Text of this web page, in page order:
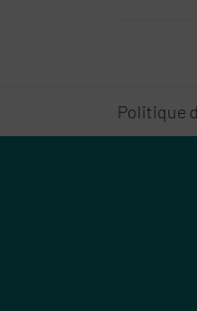
Politique